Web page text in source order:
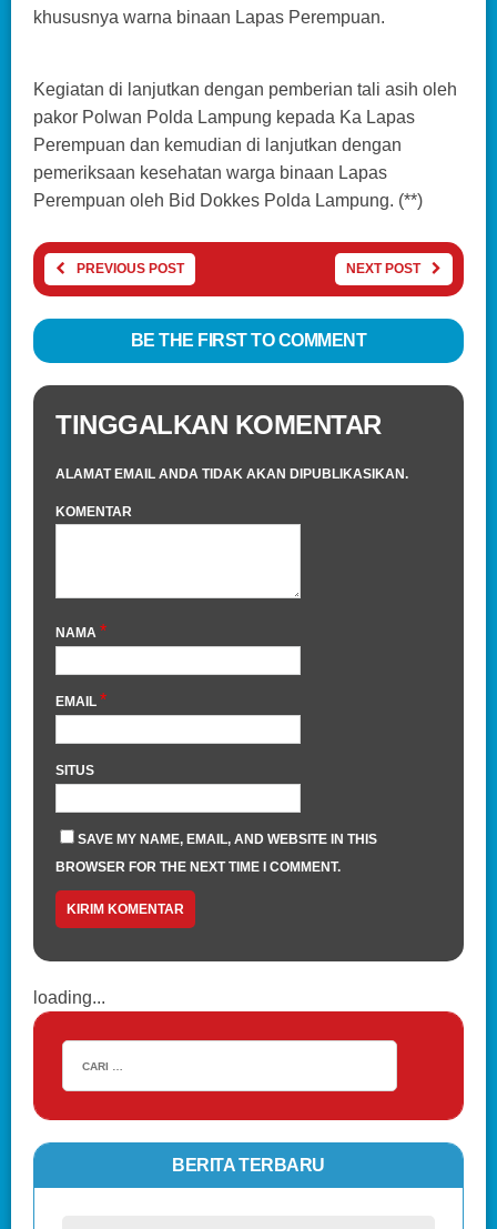
khususnya warna binaan Lapas Perempuan.
Kegiatan di lanjutkan dengan pemberian tali asih oleh
pakor Polwan Polda Lampung kepada Ka Lapas
Perempuan dan kemudian di lanjutkan dengan
pemeriksaan kesehatan warga binaan Lapas
Perempuan oleh Bid Dokkes Polda Lampung. (**)
PREVIOUS POST NEXT POST
BE THE FIRST TO COMMENT
TINGGALKAN KOMENTAR
ALAMAT EMAIL ANDA TIDAK AKAN DIPUBLIKASIKAN.
KOMENTAR
NAMA *
EMAIL *
SITUS
SAVE MY NAME, EMAIL, AND WEBSITE IN THIS
BROWSER FOR THE NEXT TIME I COMMENT.
loading...
BERITA TERBARU